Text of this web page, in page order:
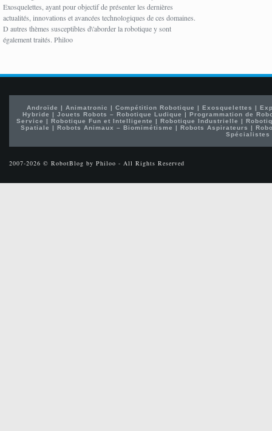
Exosquelettes, ayant pour objectif de présenter les dernières
actualités, innovations et avancées technologiques de ces domaines.
D autres thèmes susceptibles d\'aborder la robotique y sont
également traités. Philoo
Androïde | Animatronic | Compétition Robotique | Exosquelettes |
Hybride |Jouets Robots – Robotique Ludique |Programmation de
Service | Robotique Fun et Intelligente | Robotique Industrielle |
Spatiale | Robots Animaux – Biomimétisme | Robots Aspirateurs |
Spécialistes
2007-2026 © RobotBlog by Philoo - All Rights Reserved